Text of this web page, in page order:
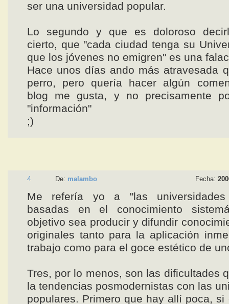
ser una universidad popular.
Lo segundo y que es doloroso
cierto, que "cada ciudad tenga su
que los jóvenes no emigren" es una
Hace unos días ando más atravesada
perro, pero quería hacer algún
blog me gusta, y no precisamente
"información"
;)
4 De: malambo Fecha:
Me refería yo a "las universidades
basadas en el conocimiento
objetivo sea producir y difundir
originales tanto para la aplicación
trabajo como para el goce estético de
Tres, por lo menos, son las dificultades
la tendencias posmodernistas con las
populares. Primero que hay allí poca, si